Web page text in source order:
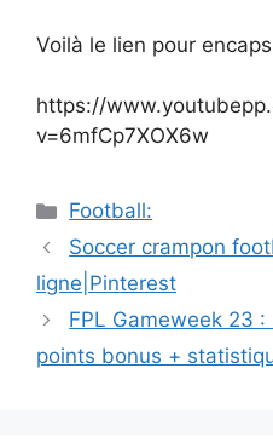
Voilà le lien pour
https://
v=6mfCp7XOX6w
Catégories
Football:
Navigation
des
articles
Soccer crampon
ligne|Pinterest
FPL Gameweek 23
points bonus +